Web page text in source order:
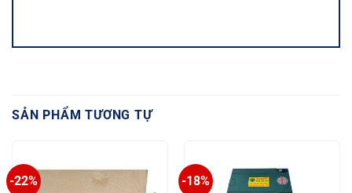
SẢN PHẨM TƯƠNG TỰ
-22% -18%